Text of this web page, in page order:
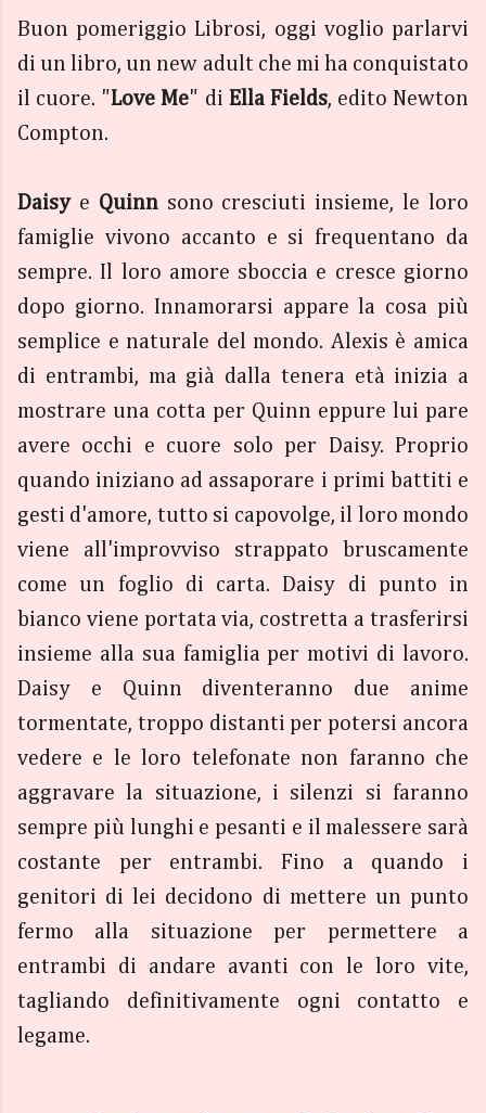
Buon pomeriggio Librosi, oggi voglio parlarvi
di un libro, un new adult che mi ha conquistato
il cuore. "Love Me" di Ella Fields, edito Newton
Compton.
Daisy e Quinn sono cresciuti insieme, le loro
famiglie vivono accanto e si frequentano da
sempre. Il loro amore sboccia e cresce giorno
dopo giorno. Innamorarsi appare la cosa più
semplice e naturale del mondo. Alexis è amica
di entrambi, ma già dalla tenera età inizia a
mostrare una cotta per Quinn eppure lui pare
avere occhi e cuore solo per Daisy. Proprio
quando iniziano ad assaporare i primi battiti e
gesti d'amore, tutto si capovolge, il loro mondo
viene all'improvviso strappato bruscamente
come un foglio di carta. Daisy di punto in
bianco viene portata via, costretta a trasferirsi
insieme alla sua famiglia per motivi di lavoro.
Daisy e Quinn diventeranno due anime
tormentate, troppo distanti per potersi ancora
vedere e le loro telefonate non faranno che
aggravare la situazione, i silenzi si faranno
sempre più lunghi e pesanti e il malessere sarà
costante per entrambi. Fino a quando i
genitori di lei decidono di mettere un punto
fermo alla situazione per permettere a
entrambi di andare avanti con le loro vite,
tagliando definitivamente ogni contatto e
legame.